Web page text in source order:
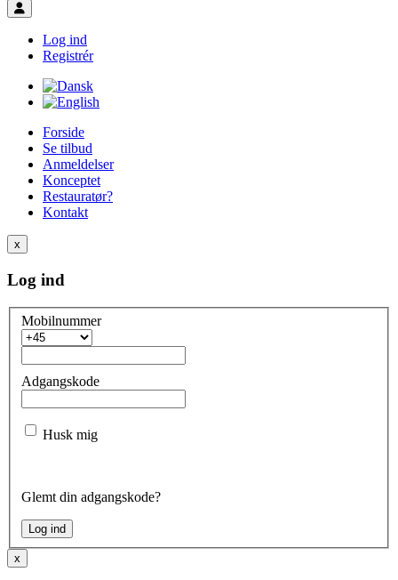
Toggle user menu
Log ind
Registrér
Forside
Se tilbud
Anmeldelser
Konceptet
Restauratør?
Kontakt
x
Log ind
Mobilnummer
Adgangskode
Husk mig
Glemt din adgangskode?
x